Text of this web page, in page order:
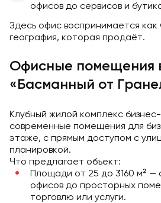
офисов до сервисов и
Здесь офис воспринимается
география, которая продаёт.
Офисные помещения
«Басманный от
Клубный жилой комплекс
современные помещения для
этаже, с прямым доступом с
планировкой.
Что предлагает объект:
Площади от 25 до 3160 м² —
офисов до просторных
торговлю или услуги.